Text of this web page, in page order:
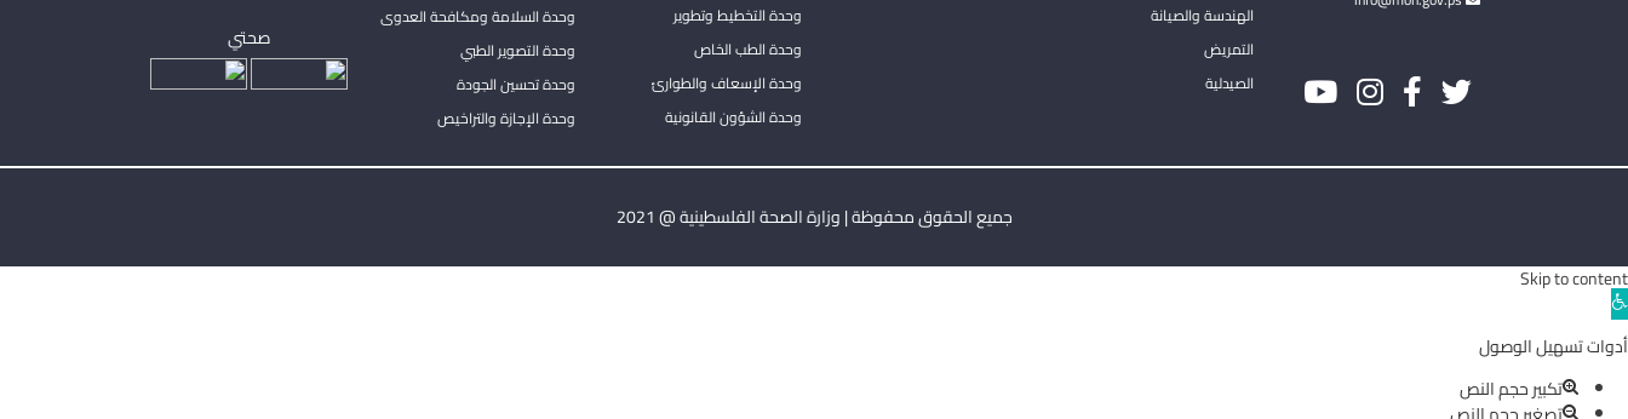
الهندسة والصيانة
التمريض
الصيدلية
وحدة التخطيط وتطوير
وحدة الطب الخاص
وحدة الإسعاف والطوارئ
وحدة الشؤون القانونية
وحدة السلامة ومكافحة العدوى
وحدة التصوير الطبي
وحدة تحسين الجودة
وحدة الإجازة والتراخيص
صحتي
جميع الحقوق محفوظة | وزارة الصحة الفلسطينية @ 2021
Skip to content
Open
toolbar
أدوات تسهيل الوصول
تكبير حجم النص